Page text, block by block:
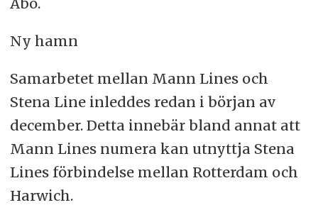
Ny hamn
Samarbetet mellan Mann Lines och
Stena Line inleddes redan i början av
december. Detta innebär bland annat att
Mann Lines numera kan utnyttja Stena
Lines förbindelse mellan Rotterdam och
Harwich.